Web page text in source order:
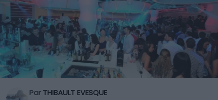
Par THIBAULT EVESQUE